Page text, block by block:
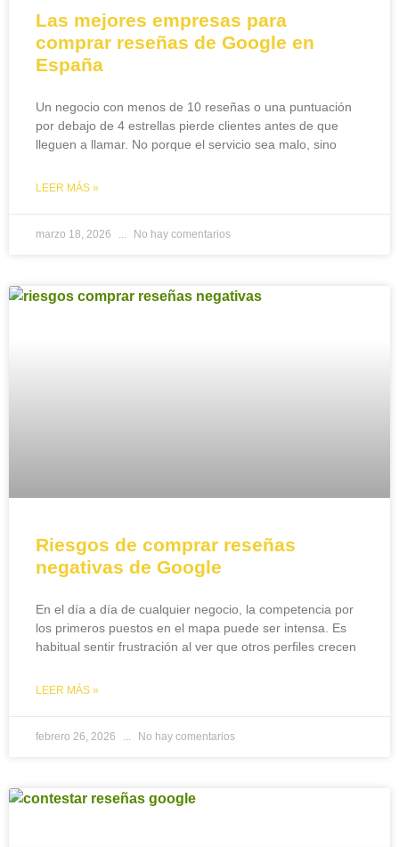
Las mejores empresas para
comprar reseñas de Google en
España
Un negocio con menos de 10 reseñas o una puntuación
por debajo de 4 estrellas pierde clientes antes de que
lleguen a llamar. No porque el servicio sea malo, sino
LEER MÁS »
marzo 18, 2026 No hay comentarios
Riesgos de comprar reseñas
negativas de Google
En el día a día de cualquier negocio, la competencia por
los primeros puestos en el mapa puede ser intensa. Es
habitual sentir frustración al ver que otros perfiles crecen
LEER MÁS »
febrero 26, 2026 No hay comentarios